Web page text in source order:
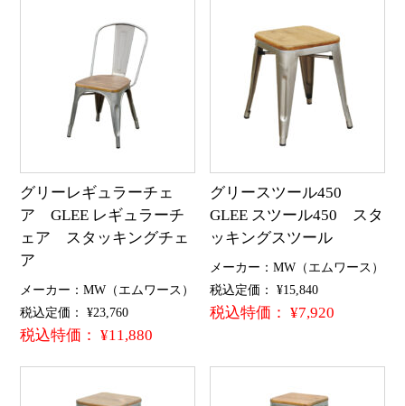
グリーレギュラーチェ
ア GLEE レギュラーチ
ェア スタッキングチェ
ア
メーカー：MW（エムワース）
税込定価： ¥23,760
税込特価： ¥11,880
グリースツール450
GLEE スツール450 スタ
ッキングスツール
メーカー：MW（エムワース）
税込定価： ¥15,840
税込特価： ¥7,920